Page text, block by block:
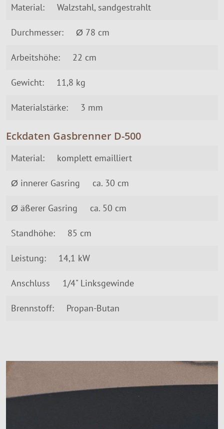
Material: Walzstahl, sandgestrahlt
Durchmesser: Ø 78 cm
Arbeitshöhe: 22 cm
Gewicht: 11,8 kg
Materialstärke: 3 mm
Eckdaten Gasbrenner D-500
Material: komplett emailliert
Ø innerer Gasring ca. 30 cm
Ø äßerer Gasring ca. 50 cm
Standhöhe: 85 cm
Leistung: 14,1 kW
Anschluss 1/4" Linksgewinde
Brennstoff: Propan-Butan